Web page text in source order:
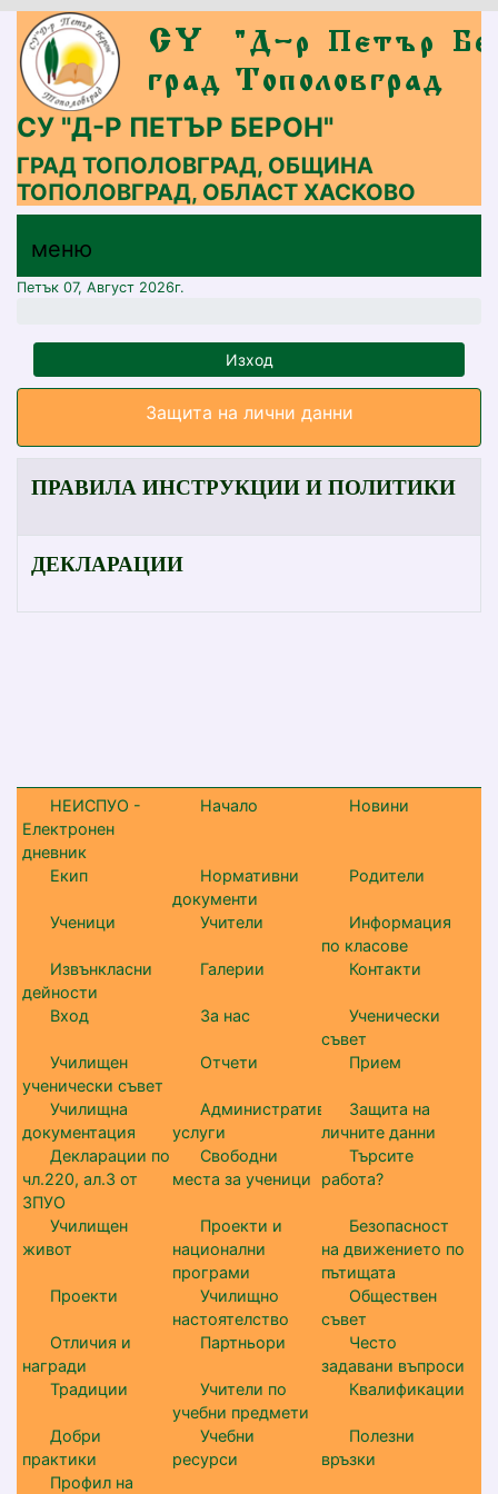
СУ "Д-Р ПЕТЪР БЕРОН"
ГРАД ТОПОЛОВГРАД, ОБЩИНА
ТОПОЛОВГРАД, ОБЛАСТ ХАСКОВО
меню горно
меню
меню
Петък 07, Август 2026г.
Изход
Защита на лични данни
ПРАВИЛА ИНСТРУКЦИИ И ПОЛИТИКИ
ДЕКЛАРАЦИИ
НЕИСПУО -
Електронен
дневник
Начало Новини
Екип
Нормативни
документи
Родители
Ученици Учители
Информация
по класове
Извънкласни
дейности
Галерии Контакти
Вход За нас
Ученически
съвет
Училищен
ученически съвет
Отчети Прием
Училищна
документация
Административни
услуги
Защита на
личните данни
Декларации по
чл.220, ал.3 от
ЗПУО
Свободни
места за ученици
Търсите
работа?
Училищен
живот
Проекти и
национални
програми
Безопасност
на движението по
пътищата
Проекти
Училищно
настоятелство
Обществен
съвет
Отличия и
награди
Партньори
Често
задавани въпроси
Традиции
Учители по
учебни предмети
Квалификации
Добри
практики
Учебни
ресурси
Полезни
връзки
Профил на